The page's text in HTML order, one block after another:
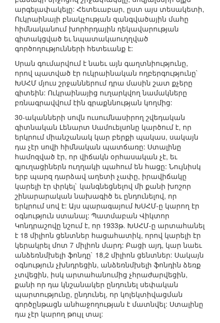
արգելափակելը: Հետեւաբար, ըստ այս տեսակետի,
Ուկրաինայի բնակչության զանգվածային մահը
հիմնականում խորհրդային ղեկավարության
գիտակցված եւ նպատակաուղղված
գործողությունների հետեւանք է:
Սրան գումարվում է նաեւ այն գաղտնիությունը,
որով պատված էր ուկրաինական ողբերգությունը`
ԽՍՀՄ մյուս շրջաններում դրա մասին շատ քչերը
գիտեին: Ուկրաինայից ուղարկվող նամակները
բռնագրավվում էին գրաքննության կողմից:
30-ականների սովն ուսումնասիրող շվեդական
գիտնական Լենարտ Սամուելսոնը կարծում է, որ
երկրում միանշանակ կար բերքի պակաս, սակայն
դա չէր սովի հիմնական պատճառը: Ստալինը
համոզված էր, որ վիճակն օրհասական չէ, եւ
գյուղացիներն ուղղակի պահում են հացը: Նույնիսկ
երբ պարզ դարձավ աղետի չափը, իրավիճակը
կարելի էր փրկել` կանգնեցնելով մի քանի խոշոր
շինարարական նախագիծ եւ ընդունելով, որ
երկրում սով է: Այս պարագայում ԽՍՀՄ-ը կարող էր
օգնություն ստանալ: Պատմաբան Վիկտոր
Կոնդրաշովը նշում է, որ 1933թ. ԽՍՀՄ-ը արտահանել
է 18 միլիոն ցենտներ հացահատիկ, որով կարելի էր
կերակրել մոտ 7 միլիոն մարդ: Բացի այդ, կար նաեւ
անձեռնմխելի ֆոնդը` 18,2 միլիոն ցենտներ: Սակայն
օգնություն չխնդրեցին, անձեռնմխելի ֆոնդին ձեռք
չտվեցին, իսկ արտահանումից չհրաժարվեցին,
քանի որ դա կնշանակեր ընդունել սեփական
պարտությունը, ընդունել, որ կոլեկտիվացման
գործընթացն անհաջողության է մատնվել: Ստալինը
դա չէր կարող թույլ տալ: